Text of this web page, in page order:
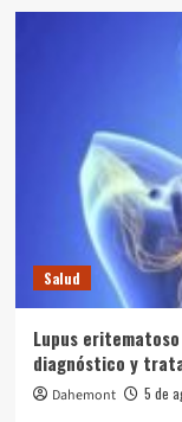
Salud
Lupus
diagnóstico y
Dahemont 5 de